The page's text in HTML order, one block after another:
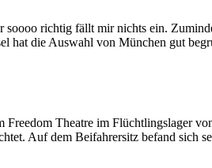
soooo richtig fällt mir nichts ein.
hat die Auswahl von München gut
Theatre im Flüchtlingslager
Auf dem Beifahrersitz befand sich